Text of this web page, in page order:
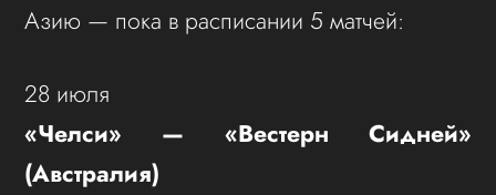
Азию — пока в расписании 5 матчей:
28 июля
«Челси» — «Вестерн Сидней»
(Австралия)